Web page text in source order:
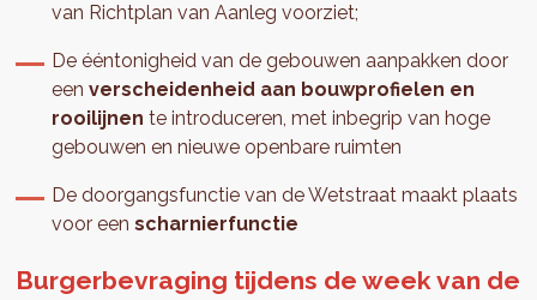
van Richtplan van Aanleg voorziet;
De ééntonigheid van de gebouwen aanpakken door
eenverscheidenheid aan bouwprofielen en
rooilijnen te introduceren, met inbegrip van hoge
gebouwen en nieuwe openbare ruimten
De doorgangsfunctie van de Wetstraat maakt plaats
voor eenscharnierfunctie
Burgerbevraging tijdens de week van de